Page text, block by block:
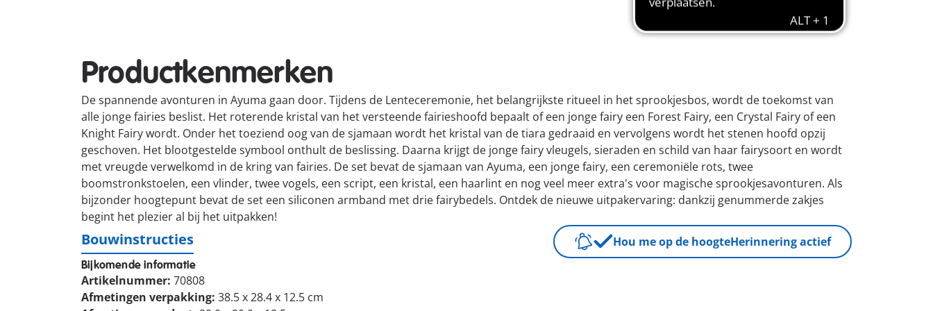
Productkenmerken
De spannende avonturen in Ayuma gaan door. Tijdens de Lenteceremonie, het belangrijkste ritueel in het sprookjesbos, wordt de toekomst van
alle jonge fairies beslist. Het roterende kristal van het versteende fairieshoofd bepaalt of een jonge fairy een Forest Fairy, een Crystal Fairy of een
Knight Fairy wordt. Onder het toeziend oog van de sjamaan wordt het kristal van de tiara gedraaid en vervolgens wordt het stenen hoofd opzij
geschoven. Het blootgestelde symbool onthult de beslissing. Daarna krijgt de jonge fairy vleugels, sieraden en schild van haar fairysoort en wordt
met vreugde verwelkomd in de kring van fairies. De set bevat de sjamaan van Ayuma, een jonge fairy, een ceremoniële rots, twee
boomstronkstoelen, een vlinder, twee vogels, een script, een kristal, een haarlint en nog veel meer extra's voor magische sprookjesavonturen. Als
bijzonder hoogtepunt bevat de set een siliconen armband met drie fairybedels. Ontdek de nieuwe uitpakervaring: dankzij genummerde zakjes
begint het plezier al bij het uitpakken!
Hou me op de hoogteHerinnering actief
Bouwinstructies
Bijkomende informatie
Artikelnummer: 70808
Afmetingen verpakking: 38.5 x 28.4 x 12.5 cm